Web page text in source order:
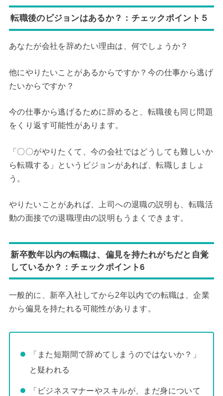
転職後のビジョンはあるか？：チェックポイント５
あなたが会社を辞めたい理由は、何でしょうか？
他にやりたいことがあるからですか？今の仕事から逃げ
たいからですか？
今の仕事から逃げるために辞めると、転職後も同じ問題
をくり返す可能性があります。
「〇〇がやりたくて、今の会社ではどうしても難しいか
ら転職する」というビジョンがあれば、転職しましょ
う。
やりたいことがあれば、上司への退職の説明も、転職活
動の面接での退職理由の説明もうまくできます。
新卒数年以内の転職は、偏見を持たれがちだと自覚
しているか？：チェックポイント6
一般的に、新卒入社してから2年以内での転職は、企業
から偏見を持たれる可能性があります。
「また短期間で辞めてしまうのではないか？」
と疑われる
「ビジネスマナーやスキルが、まだ身について